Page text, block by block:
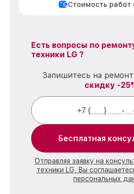
Стоимость работ
Есть вопросы по
техники LG ?
Запишитесь на
скидку -
Бесплатная
Отправляя заявку на
техники LG, Вы
персональных